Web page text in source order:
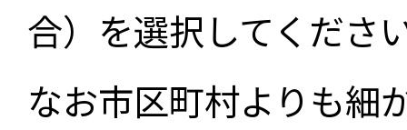
合）を選択してくださ
なお市区町村よりも細